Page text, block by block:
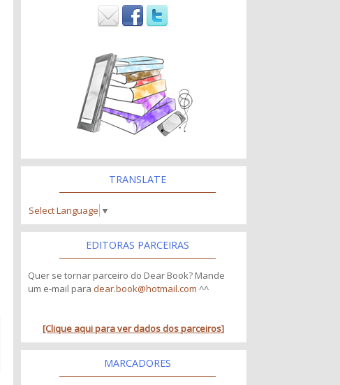
TRANSLATE
Select Language ▼
EDITORAS PARCEIRAS
Quer se tornar parceiro do Dear Book? Mande
um e-mail para dear.book@hotmail.com ^^
[Clique aqui para ver dados dos parceiros]
MARCADORES